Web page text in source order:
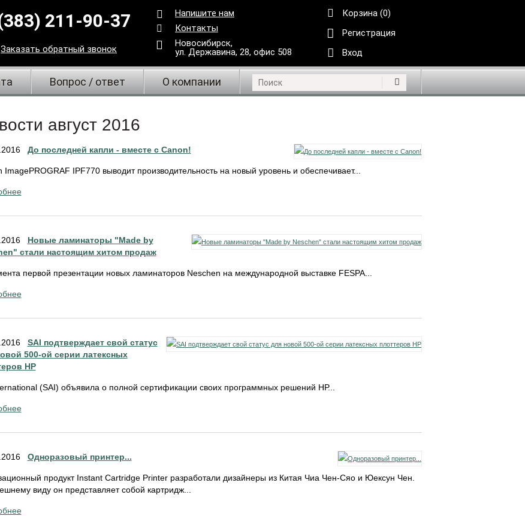
211-90-37
Заказать обратный звонок
Напишите нам
Контакты
Новосибирск,
ул. Державина, 28, офис 508
Корзина (0)
Регистрация
Вход
Вопрос / ответ О компании
август 2016
До последней капли - вместе с Canon!
ImagePROGRAF IPF770 выводит производительность на новый уровень и обеспечивает...
Новые ламинаторы "Made by
стали настоящим хитом продаж
первой презентации новых ламинаторов Neschen на международной выставке FESPA...
SAI подтверждает свой статус
500-ой серии латексных
НР
(SAI) объявила о полной сертификации своих программных решений НР...
Одноразовый принтер...
продукт Instant Cartridge Printer разработали дизайнеры из Китая Чиа Чен-Сяо и Юексун Чен.
виду он представляет собой картридж...